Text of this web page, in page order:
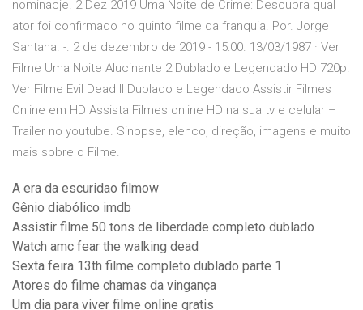
nominacje. 2 Dez 2019 Uma Noite de Crime: Descubra qual
ator foi confirmado no quinto filme da franquia. Por. Jorge
Santana. -. 2 de dezembro de 2019 - 15:00. 13/03/1987 · Ver
Filme Uma Noite Alucinante 2 Dublado e Legendado HD 720p.
Ver Filme Evil Dead II Dublado e Legendado Assistir Filmes
Online em HD Assista Filmes online HD na sua tv e celular –
Trailer no youtube. Sinopse, elenco, direção, imagens e muito
mais sobre o Filme.
A era da escuridao filmow
Gênio diabólico imdb
Assistir filme 50 tons de liberdade completo dublado
Watch amc fear the walking dead
Sexta feira 13th filme completo dublado parte 1
Atores do filme chamas da vingança
Um dia para viver filme online gratis